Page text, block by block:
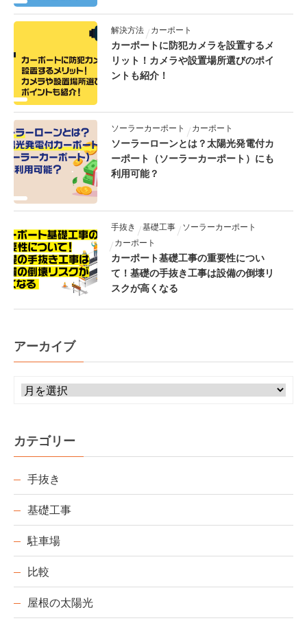
解決方法 カーポート
カーポートに防犯カメラを設置するメ
リット！カメラや設置場所選びのポイ
ントも紹介！
ソーラーカーポート カーポート
ソーラーローンとは？太陽光発電付カ
ーポート（ソーラーカーポート）にも
利用可能？
手抜き 基礎工事
ソーラーカーポート
カーポート
カーポート基礎工事の重要性につい
て！基礎の手抜き工事は設備の倒壊リ
スクが高くなる
アーカイブ
カテゴリー
手抜き
基礎工事
駐車場
比較
屋根の太陽光